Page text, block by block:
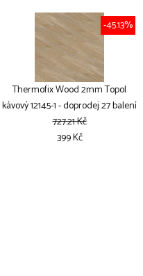
Thermofix Wood 2mm Topol
kávový 12145-1 - doprodej 27 balení
-45.13%
727.21 Kč
399 Kč